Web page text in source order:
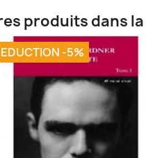
produits dans
-5%